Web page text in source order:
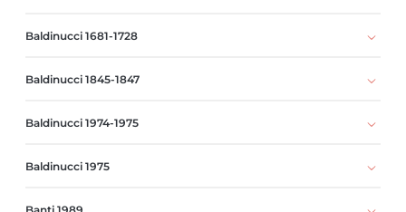
Baldinucci 1681-1728
Baldinucci 1845-1847
Baldinucci 1974-1975
Baldinucci 1975